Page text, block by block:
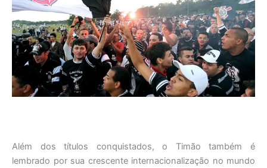
Além dos títulos conquistados, o Timão também é
lembrado por sua crescente internacionalização no mundo